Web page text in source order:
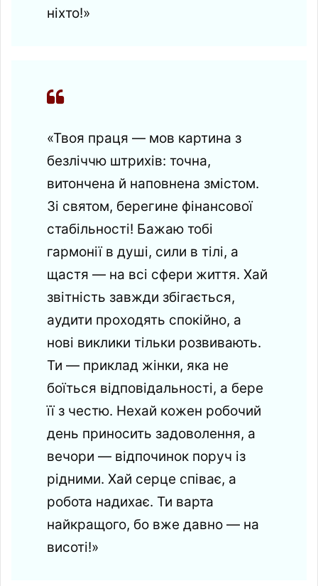
ніхто!»
«Твоя праця — мов картина з
безліччю штрихів: точна,
витончена й наповнена змістом.
Зі святом, берегине фінансової
стабільності! Бажаю тобі
гармонії в душі, сили в тілі, а
щастя — на всі сфери життя. Хай
звітність завжди збігається,
аудити проходять спокійно, а
нові виклики тільки розвивають.
Ти — приклад жінки, яка не
боїться відповідальності, а бере
її з честю. Нехай кожен робочий
день приносить задоволення, а
вечори — відпочинок поруч із
рідними. Хай серце співає, а
робота надихає. Ти варта
найкращого, бо вже давно — на
висоті!»